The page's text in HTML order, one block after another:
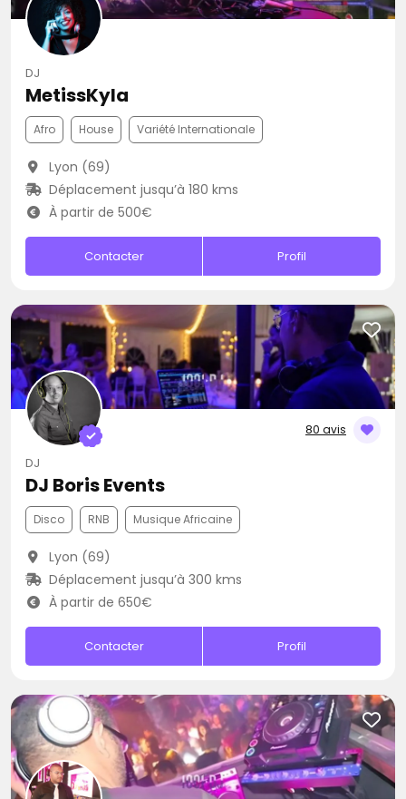
DJ
MetissKyla
Afro House Variété Internationale
Lyon (69)
Déplacement jusqu’à 180 kms
À partir de 500€
Contacter Profil
80 avis
DJ
DJ Boris Events
Disco RNB Musique Africaine
Lyon (69)
Déplacement jusqu’à 300 kms
À partir de 650€
Contacter Profil